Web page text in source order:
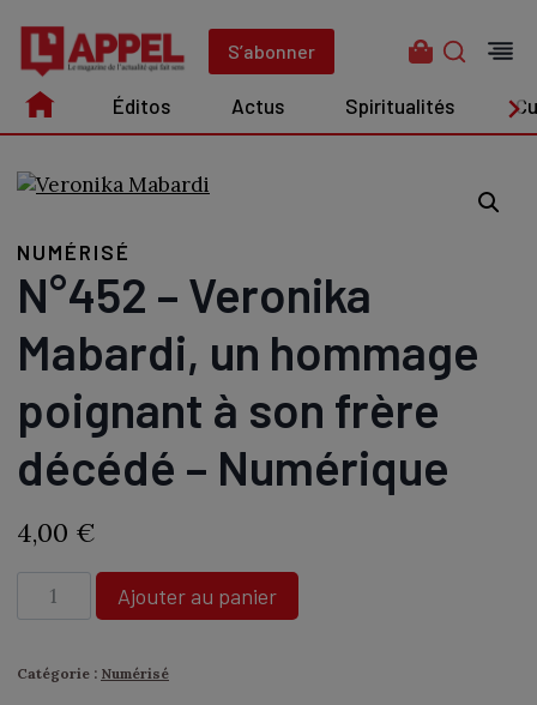
contenu
S’abonner
Édito Actus Spiritualités Culture
Éditos Actus Spiritualités
NUMÉRISÉ
N°452 – Veronika
Mabardi, un hommage
poignant à son frère
décédé – Numérique
4,00 €
quantité
-
Veronika
Ajouter au panier
Catégorie : Numérisé